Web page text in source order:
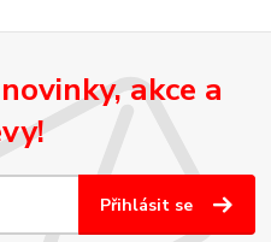
akce a
Přihlásit se